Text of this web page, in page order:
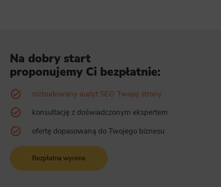
Na dobry start
proponujemy Ci bezpłatnie:
rozbudowany audyt SEO Twojej strony
konsultację z doświadczonym ekspertem
ofertę dopasowaną do Twojego biznesu
Bezpłatna wycena